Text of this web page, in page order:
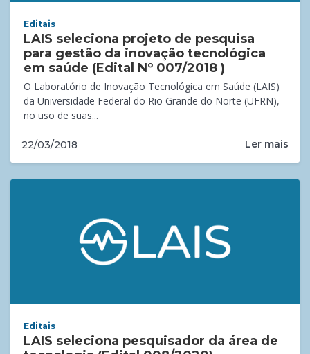
Editais
LAIS seleciona projeto de pesquisa
para gestão da inovação tecnológica
em saúde (Edital Nº 007/2018 )
O Laboratório de Inovação Tecnológica em Saúde (LAIS)
da Universidade Federal do Rio Grande do Norte (UFRN),
no uso de suas...
22/03/2018 Ler mais
Editais
LAIS seleciona pesquisador da área de